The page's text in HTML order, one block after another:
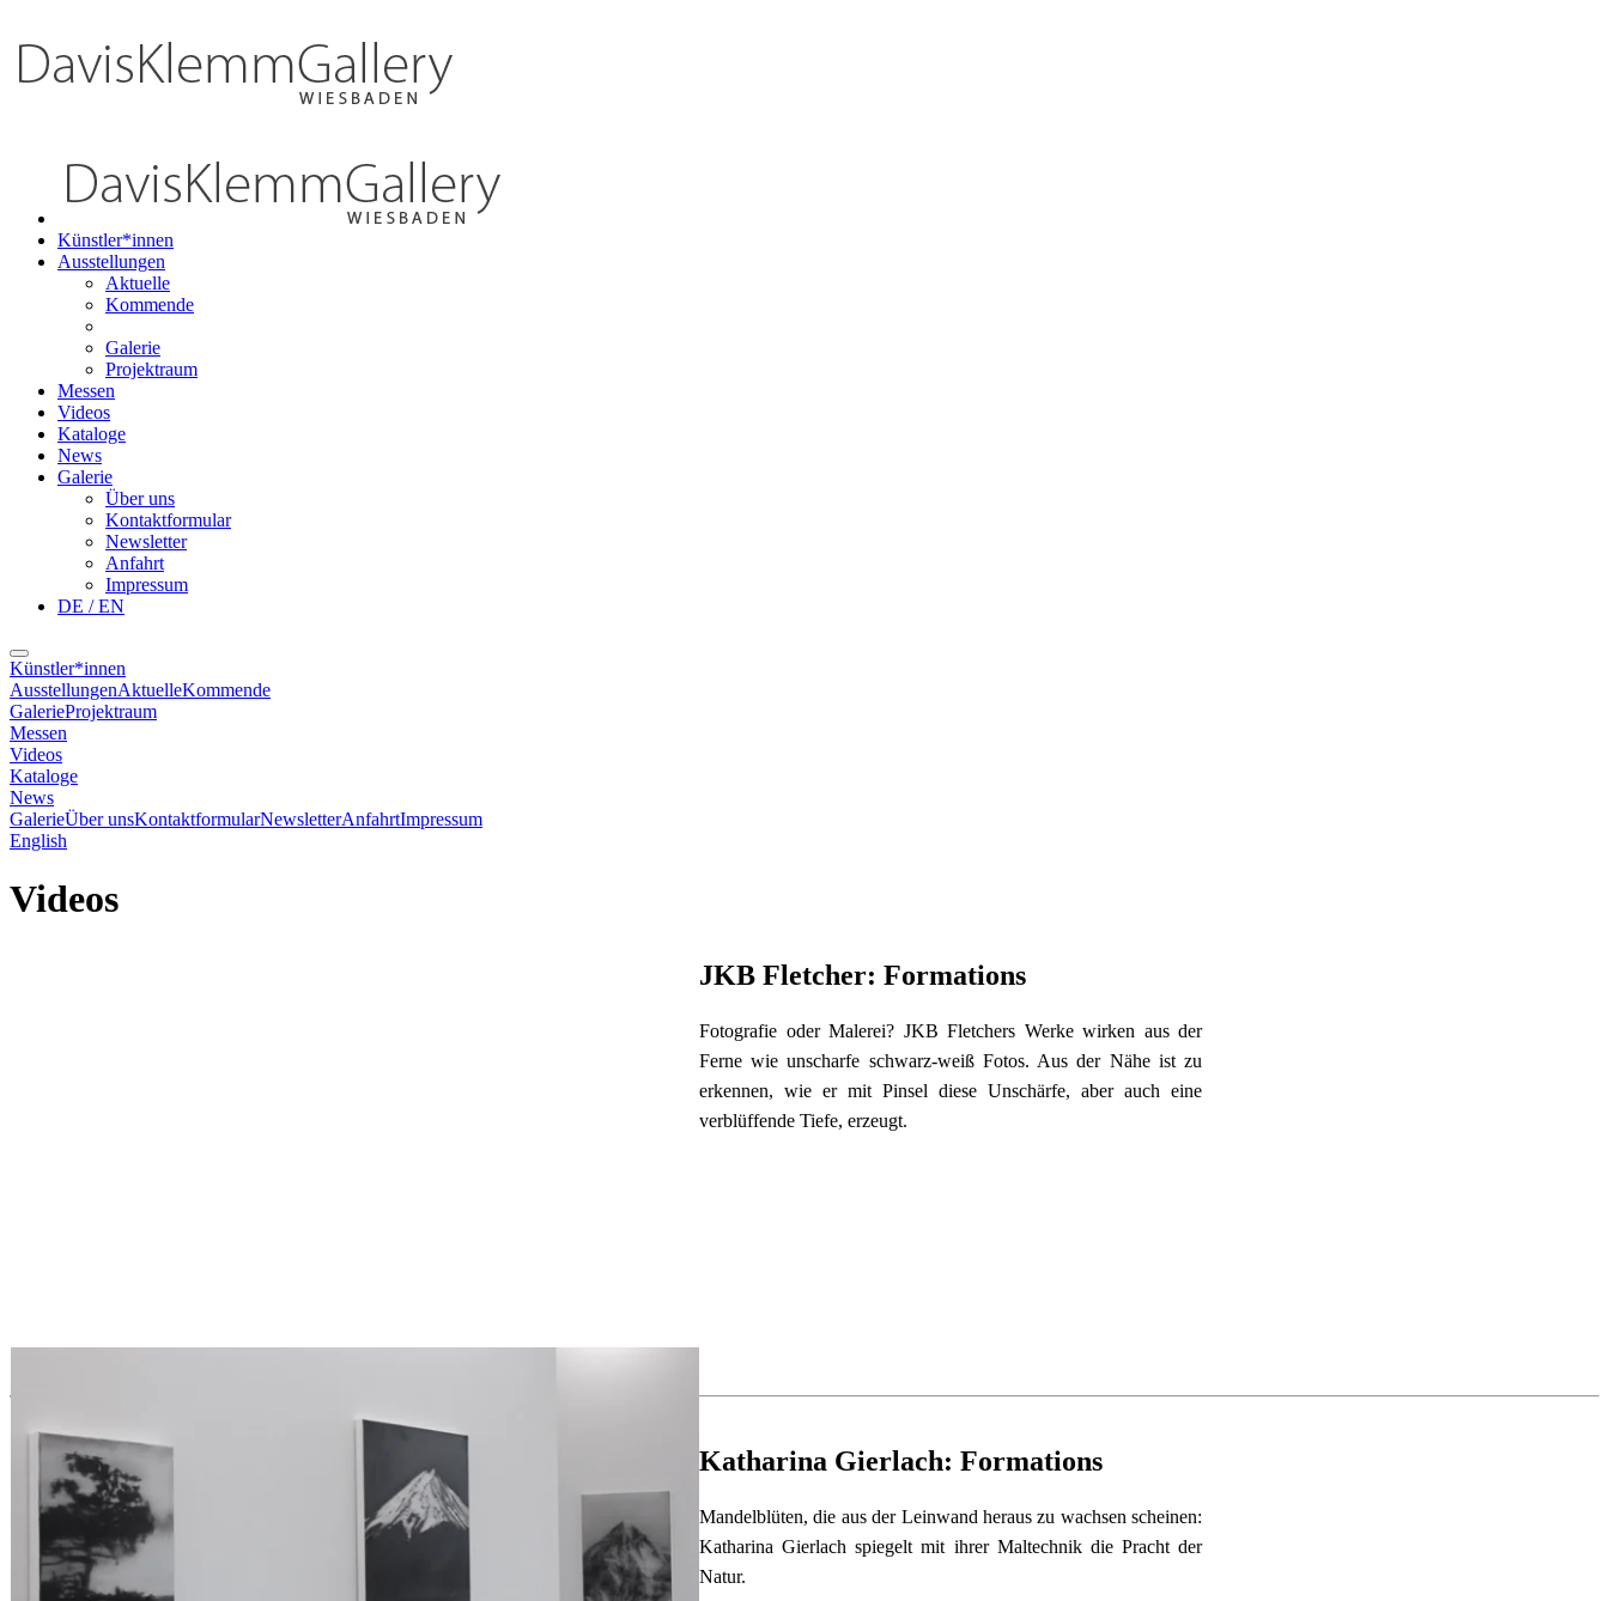
Künstler*innen
Ausstellungen
Aktuelle
Kommende
Galerie
Projektraum
Messen
Videos
Kataloge
News
Galerie
Über uns
Kontaktformular
Newsletter
Anfahrt
Impressum
DE / EN
Künstler*innen
AusstellungenAktuelleKommende
GalerieProjektraum
Messen
Videos
Kataloge
News
GalerieÜber unsKontaktformularNewsletterAnfahrtImpressum
English
Videos
JKB Fletcher: Formations
Fotografie oder Malerei? JKB Fletchers Werke wirken aus der
Ferne wie unscharfe schwarz-weiß Fotos. Aus der Nähe ist zu
erkennen, wie er mit Pinsel diese Unschärfe, aber auch eine
verblüffende Tiefe, erzeugt.
Katharina Gierlach: Formations
Mandelblüten, die aus der Leinwand heraus zu wachsen scheinen:
Katharina Gierlach spiegelt mit ihrer Maltechnik die Pracht der
Natur.